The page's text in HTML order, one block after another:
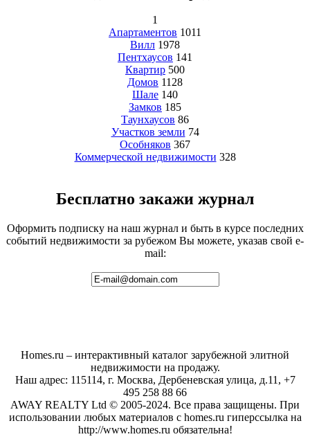
1
Апартаментов 1011
Вилл 1978
Пентхаусов 141
Квартир 500
Домов 1128
Шале 140
Замков 185
Таунхаусов 86
Участков земли 74
Особняков 367
Коммерческой недвижимости 328
Бесплатно закажи журнал
Оформить подписку на наш журнал и быть в курсе последних
событий недвижимости за рубежом Вы можете, указав свой e-
mail:
Homes.ru – интерактивный каталог зарубежной элитной
недвижимости на продажу.
Наш адрес: 115114, г. Москва, Дербеневская улица, д.11, +7
495 258 88 66
AWAY REALTY Ltd © 2005-2024. Все права защищены. При
использовании любых материалов с homes.ru гиперссылка на
http://www.homes.ru обязательна!